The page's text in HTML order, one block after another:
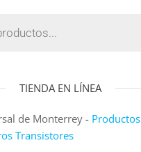
TIENDA EN LÍNEA
de Monterrey - Productos
Transistores